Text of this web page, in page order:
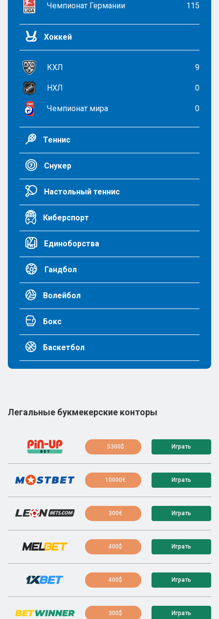
Чемпионат Германии 115
Хоккей
КХЛ 9
НХЛ 0
Чемпионат мира 0
Теннис
Снукер
Настольный теннис
Киберспорт
Единоборства
Гандбол
Волейбол
Бокс
Баскетбол
Легальные букмекерские конторы
5300$ Играть
10000€ Играть
300€ Играть
400$ Играть
400$ Играть
300$ Играть